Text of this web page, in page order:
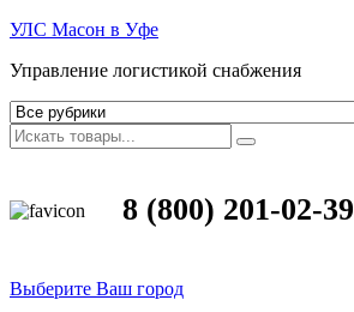
УЛС Масон в Уфе
Управление логистикой снабжения
8 (800) 201-02-39
Выберите Ваш город